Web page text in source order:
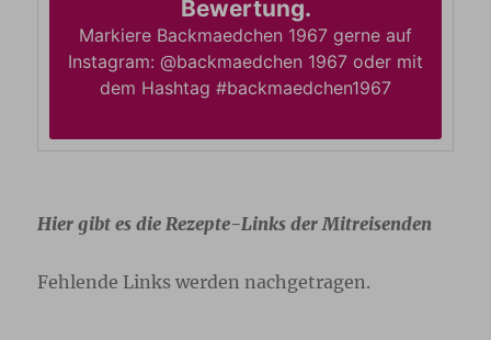
Bewertung.
Markiere Backmaedchen 1967 gerne auf
Instagram: @backmaedchen 1967 oder mit
dem Hashtag #backmaedchen1967
Hier gibt es die Rezepte-Links der Mitreisenden
Fehlende Links werden nachgetragen.